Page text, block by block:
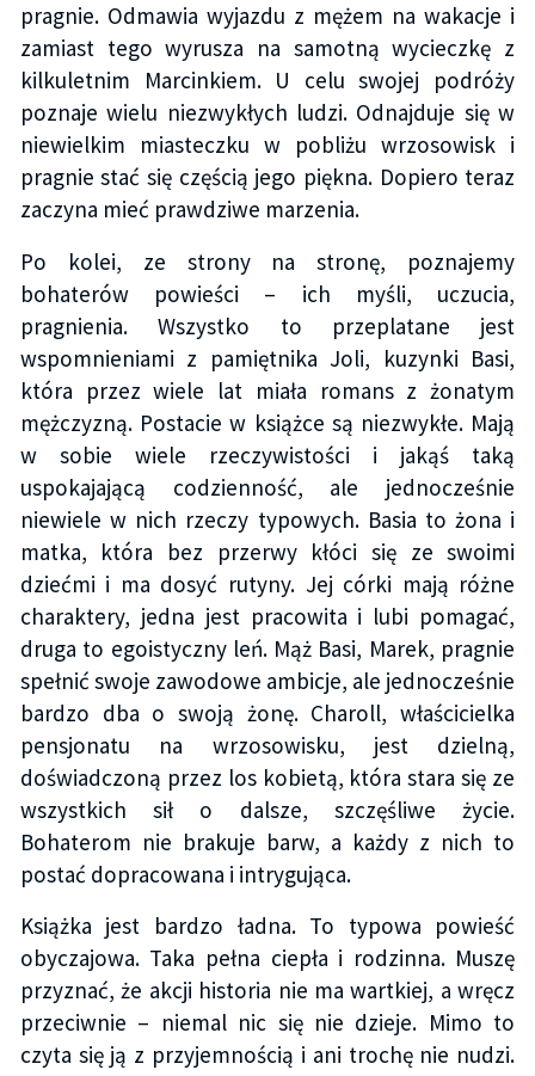
pragnie. Odmawia wyjazdu z mężem na wakacje i
zamiast tego wyrusza na samotną wycieczkę z
kilkuletnim Marcinkiem. U celu swojej podróży
poznaje wielu niezwykłych ludzi. Odnajduje się w
niewielkim miasteczku w pobliżu wrzosowisk i
pragnie stać się częścią jego piękna. Dopiero teraz
zaczyna mieć prawdziwe marzenia.
Po kolei, ze strony na stronę, poznajemy
bohaterów powieści – ich myśli, uczucia,
pragnienia. Wszystko to przeplatane jest
wspomnieniami z pamiętnika Joli, kuzynki Basi,
która przez wiele lat miała romans z żonatym
mężczyzną. Postacie w książce są niezwykłe. Mają
w sobie wiele rzeczywistości i jakąś taką
uspokajającą codzienność, ale jednocześnie
niewiele w nich rzeczy typowych. Basia to żona i
matka, która bez przerwy kłóci się ze swoimi
dziećmi i ma dosyć rutyny. Jej córki mają różne
charaktery, jedna jest pracowita i lubi pomagać,
druga to egoistyczny leń. Mąż Basi, Marek, pragnie
spełnić swoje zawodowe ambicje, ale jednocześnie
bardzo dba o swoją żonę. Charoll, właścicielka
pensjonatu na wrzosowisku, jest dzielną,
doświadczoną przez los kobietą, która stara się ze
wszystkich sił o dalsze, szczęśliwe życie.
Bohaterom nie brakuje barw, a każdy z nich to
postać dopracowana i intrygująca.
Książka jest bardzo ładna. To typowa powieść
obyczajowa. Taka pełna ciepła i rodzinna. Muszę
przyznać, że akcji historia nie ma wartkiej, a wręcz
przeciwnie – niemal nic się nie dzieje. Mimo to
czyta się ją z przyjemnością i ani trochę nie nudzi.